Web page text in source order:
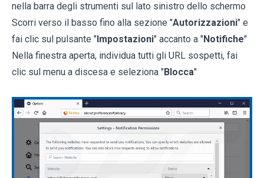
nella barra degli strumenti sul lato sinistro dello schermo
Scorri verso il basso fino alla sezione "Autorizzazioni" e
fai clic sul pulsante " Impostazioni" accanto a "Notifiche"
Nella finestra aperta, individua tutti gli URL sospetti, fai
clic sul menu a discesa e seleziona "Blocca"